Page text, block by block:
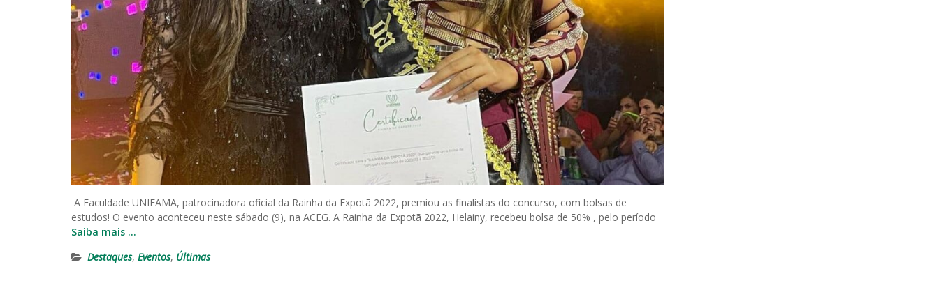
A Faculdade UNIFAMA, patrocinadora oficial da Rainha da Expotã 2022, premiou as finalistas do concurso, com bolsas de
estudos! O evento aconteceu neste sábado (9), na ACEG. A Rainha da Expotã 2022, Helainy, recebeu bolsa de 50% , pelo período
Saiba mais …
Destaques, Eventos, Últimas